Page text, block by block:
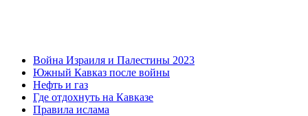
Война Израиля и Палестины 2023
Южный Кавказ после войны
Нефть и газ
Где отдохнуть на Кавказе
Правила ислама